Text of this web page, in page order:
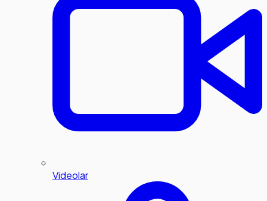
Videolar